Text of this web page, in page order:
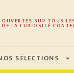
CONTENU
OUVERTES SUR TOUS
DE LA CURIOSITÉ
SÉLECTIONS arrow_drop_down